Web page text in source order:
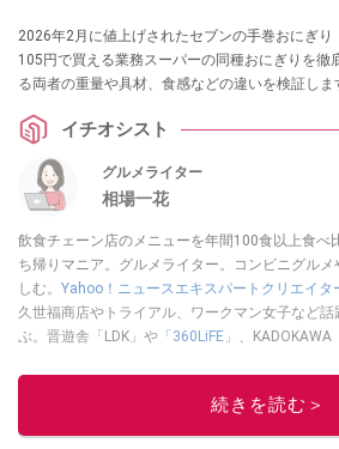
2026年2月に値上げされたセブンの手巻おにぎ
105円で買える業務スーパーの同種おにぎりを徹
る両者の重量や具材、食感などの違いを検証しま
イチオシスト
グルメライター
相場一花
飲食チェーン店のメニューを年間100食以上食べ
ち帰りマニア。グルメライター。コンビニグル
しむ。 Yahoo！ニュースエキスパートクリエイタ
久世福商店やトライアル、ワークマン女子など
ぶ。晋遊舎「LDK」や 「360LiFE」 、KADOKAWA
ルメライター、食の専門家として出演実績あり。
続きを読む＞